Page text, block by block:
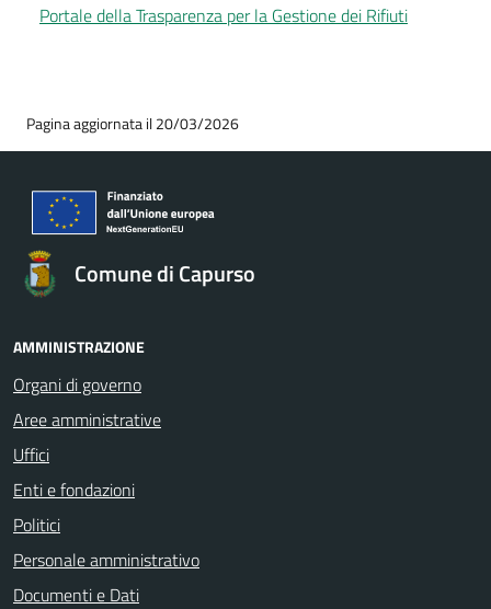
Portale della Trasparenza per la Gestione dei Rifiuti
Pagina aggiornata il 20/03/2026
Comune di Capurso
AMMINISTRAZIONE
Organi di governo
Aree amministrative
Uffici
Enti e fondazioni
Politici
Personale amministrativo
Documenti e Dati